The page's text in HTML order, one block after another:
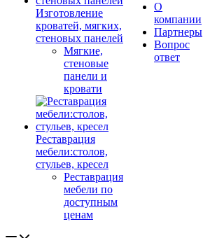
Изготовление
кроватей, мягких,
стеновых панелей
Мягкие,
стеновые
панели и
кровати
Реставрация
мебели:столов,
стульев, кресел
Реставрация
мебели по
доступным
ценам
О
компании
Партнеры
Вопрос
ответ